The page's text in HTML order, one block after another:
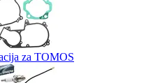
za TOMOS